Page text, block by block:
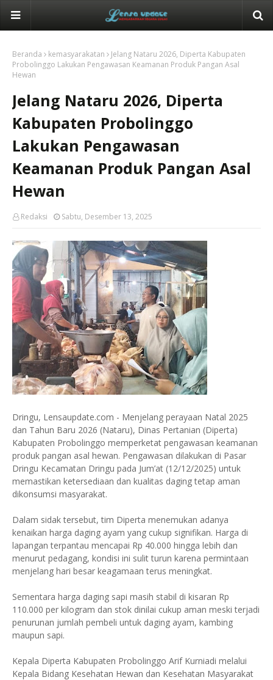
Beranda kemasyarakatan
Jelang Nataru 2026, Diperta Kabupaten
Probolinggo Lakukan Pengawasan Keamanan Produk Pangan Asal
Hewan
Jelang Nataru 2026, Diperta
Kabupaten Probolinggo
Lakukan Pengawasan
Keamanan Produk Pangan Asal
Hewan
Redaksi Sabtu, Desember 13, 2025
Dringu, Lensaupdate.com - Menjelang perayaan Natal 2025
dan Tahun Baru 2026 (Nataru), Dinas Pertanian (Diperta)
Kabupaten Probolinggo memperketat pengawasan keamanan
produk pangan asal hewan. Pengawasan dilakukan di Pasar
Dringu Kecamatan Dringu pada Jum’at (12/12/2025) untuk
memastikan ketersediaan dan kualitas daging tetap aman
dikonsumsi masyarakat.
Dalam sidak tersebut, tim Diperta menemukan adanya
kenaikan harga daging ayam yang cukup signifikan. Harga di
lapangan terpantau mencapai Rp 40.000 hingga lebih dan
menurut pedagang, kondisi ini sulit turun karena permintaan
menjelang hari besar keagamaan terus meningkat.
Sementara harga daging sapi masih stabil di kisaran Rp
110.000 per kilogram dan stok dinilai cukup aman meski terjadi
penurunan jumlah pembeli untuk daging ayam, kambing
maupun sapi.
Kepala Diperta Kabupaten Probolinggo Arif Kurniadi melalui
Kepala Bidang Kesehatan Hewan dan Kesehatan Masyarakat